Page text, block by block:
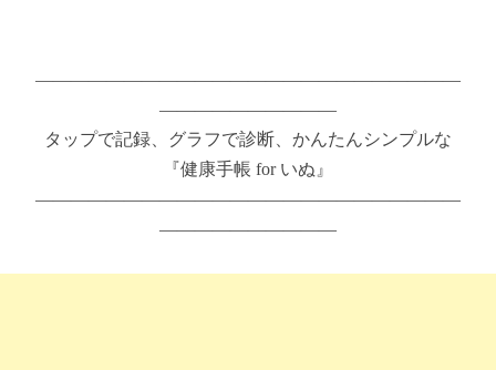
————————————————————————
——————————
タップで記録、グラフで診断、かんたんシンプルな
『健康手帳 for いぬ』
————————————————————————
——————————